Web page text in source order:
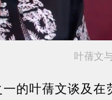
叶蒨文
一的叶蒨文谈及在